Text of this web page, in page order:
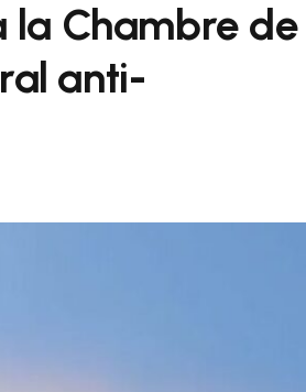
la Chambre de
anti-